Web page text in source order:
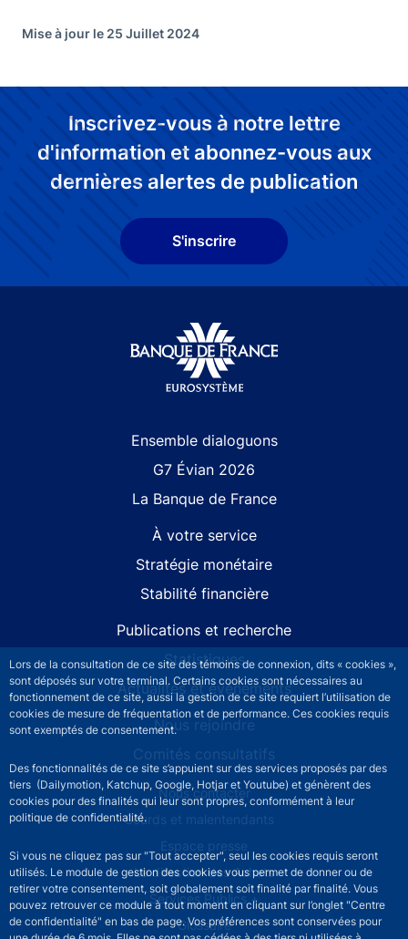
Lors de la consultation de ce site des témoins de connexion, dits « cookies »,
sont déposés sur votre terminal. Certains cookies sont nécessaires au
fonctionnement de ce site, aussi la gestion de ce site requiert l’utilisation de
cookies de mesure de fréquentation et de performance. Ces cookies requis
sont exemptés de consentement.
Des fonctionnalités de ce site s’appuient sur des services proposés par des
tiers (Dailymotion, Katchup, Google, Hotjar et Youtube) et génèrent des
cookies pour des finalités qui leur sont propres, conformément à leur
politique de confidentialité.
Si vous ne cliquez pas sur "Tout accepter", seul les cookies requis seront
utilisés. Le module de gestion des cookies vous permet de donner ou de
retirer votre consentement, soit globalement soit finalité par finalité. Vous
pouvez retrouver ce module à tout moment en cliquant sur l’onglet "Centre
de confidentialité" en bas de page. Vos préférences sont conservées pour
Mise à jour le 25 Juillet 2024
Inscrivez-vous à notre lettre
d'information et abonnez-vous aux
dernières alertes de publication
S'inscrire
Ensemble dialoguons
G7 Évian 2026
La Banque de France
À votre service
Stratégie monétaire
Stabilité financière
Publications et recherche
Statistiques
Actualités et événements
Nous rejoindre
Comités consultatifs
Footer secondary menuNous contacter
Sourds et malentendants
Espace presse
La direction des Achats
Services Publics +
Glossaire